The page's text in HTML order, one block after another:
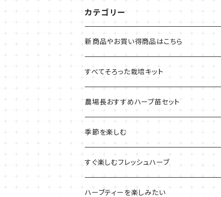
カテゴリー
新商品やお買い得商品はこちら
今イチオシの商品
季節のおすすめ商品
すべてそろった栽培キット
フェルトプランターの栽培キット
ルーツポーチの栽培キット
ブリキプランターの栽培キット
木製プランターの栽培キット
農場長おすすめハーブ苗セット
農場長おすすめセット
おすすめの寄せ植え
季節を楽しむ
2022年のお正月
2022年の母の日
すぐ楽しむフレッシュハーブ
ハーブミックス
ハーブティーを楽しみたい